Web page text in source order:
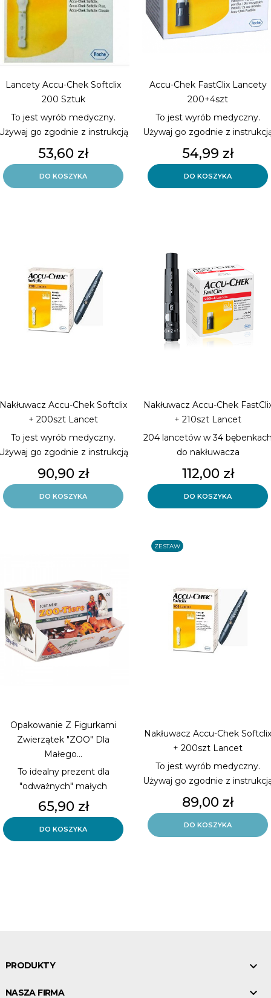
Lancety Accu-Chek Softclix
200 Sztuk
To jest wyrób medyczny.
go zgodnie z instrukcją
używania lub etykietą.
Delikatne i bezbolesne
pobieranie krwi.
200 sztuk jałowych lancetów.
Cena
53,60 zł
DO KOSZYKA
Accu-Chek FastClix Lancety
200+4szt
To jest wyrób medyczny.
Używaj go zgodnie z
używania lub etykietą.
204 lancetów w 34
do nakłuwacza
Cena
54,99 zł
DO KOSZYKA
Nakłuwacz Accu-Chek Softclix
+ 200szt Lancet
To jest wyrób medyczny.
go zgodnie z instrukcją
używania lub etykietą.
Zestaw do pobierania krwi ,
AccuChek Nakłuwacz ETUI +
200szt lancet AccuCheck .
Cena
90,90 zł
DO KOSZYKA
Nakłuwacz Accu-Chek
+ 210szt Lancet
204 lancetów w 34
do nakłuwacza
Cena
112,00 zł
DO KOSZYKA
Opakowanie Z Figurkami
Zwierzątek "ZOO" Dla
Małego...
To idealny prezent dla
"odważnych" małych
którzy zasługują na
coś wyjątkowego 100+4szt
Cena
65,90 zł
DO KOSZYKA
Nakłuwacz Accu-Chek Softclix
+ 200szt Lancet
To jest wyrób medyczny.
Używaj go zgodnie z
używania lub etykietą.
Zestaw do pobierania krwi
Cena
89,00 zł
DO KOSZYKA
ZESTAW
PRODUKTY 
NASZA FIRMA 